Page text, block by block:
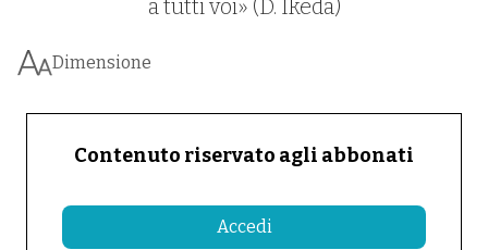
a tutti voi» (D. Ikeda)
Dimensione
Contenuto riservato agli abbonati
Accedi